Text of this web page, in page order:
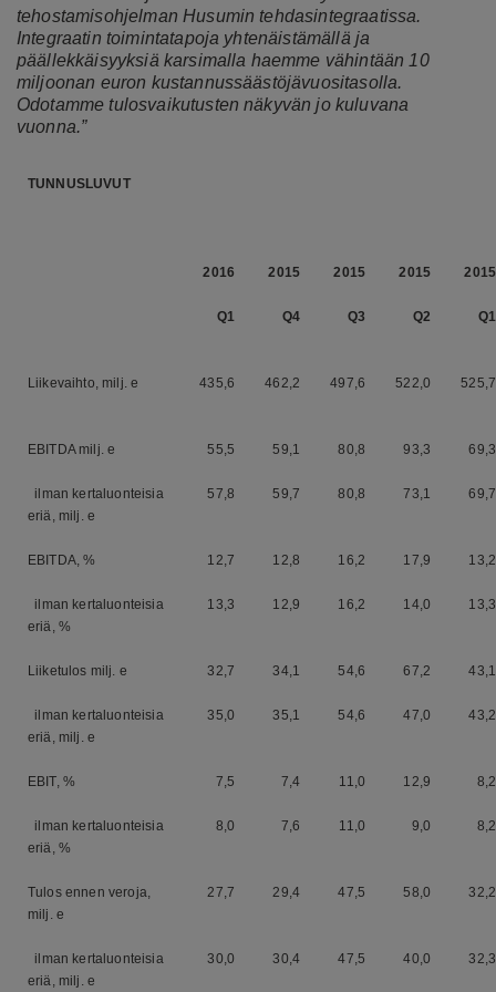
tehostamisohjelman Husumin tehdasintegraatissa.
Integraatin toimintatapoja yhtenäistämällä ja
päällekkäisyyksiä karsimalla haemme vähintään 10
miljoonan euron kustannussäästöjävuositasolla.
Odotamme tulosvaikutusten näkyvän jo kuluvana
vuonna.”
TUNNUSLUVUT
2016 2015 2015 2015 2015
Q1 Q4 Q3 Q2 Q1
Liikevaihto, milj. e 435,6 462,2 497,6 522,0 525,7
EBITDA milj. e 55,5 59,1 80,8 93,3 69,3
ilman kertaluonteisia
eriä, milj. e
57,8 59,7 80,8 73,1 69,7
EBITDA, % 12,7 12,8 16,2 17,9 13,2
ilman kertaluonteisia
eriä, %
13,3 12,9 16,2 14,0 13,3
Liiketulos milj. e 32,7 34,1 54,6 67,2 43,1
ilman kertaluonteisia
eriä, milj. e
35,0 35,1 54,6 47,0 43,2
EBIT, % 7,5 7,4 11,0 12,9 8,2
ilman kertaluonteisia
eriä, %
8,0 7,6 11,0 9,0 8,2
Tulos ennen veroja,
milj. e
27,7 29,4 47,5 58,0 32,2
ilman kertaluonteisia
eriä, milj. e
30,0 30,4 47,5 40,0 32,3